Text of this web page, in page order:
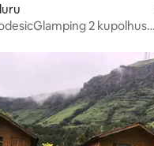
2 kupolhus